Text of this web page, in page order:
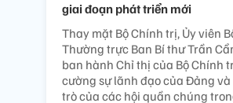
giai đoạn phát triển mới
Thay mặt Bộ Chính trị, Ủy viên
Thường trực Ban Bí thư Trần
ban hành Chỉ thị của Bộ Chính
cường sự lãnh đạo của Đảng
trò của các hội quần chúng